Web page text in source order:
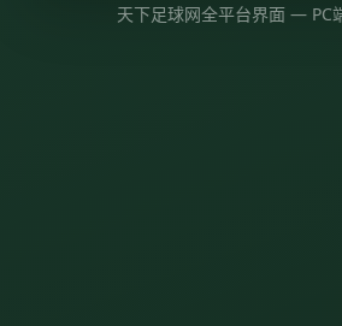
天下足球网全平台界面 — PC